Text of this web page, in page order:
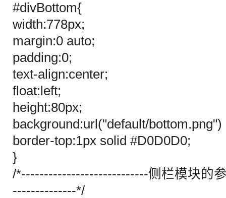
#divBottom{
width:778px;
margin:0 auto;
padding:0;
text-align:center;
float:left;
height:80px;
background:url("default/
border-top:1px solid #D0D0D0;
}
/*----------------------------侧栏模块的
--------------*/